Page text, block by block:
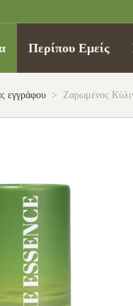
Περίπου Εμείς
εγγράφου > Ζαρωμένος